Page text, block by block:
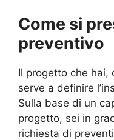
Come si
preventivo
Il progetto che hai,
serve a definire
Sulla base di un
progetto, sei in
richiesta di